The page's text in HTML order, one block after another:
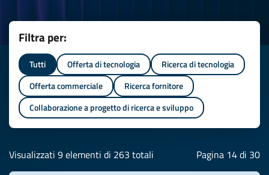
Filtra per:
Tutti Offerta di tecnologia
Ricerca di tecnologia
Offerta commerciale
Ricerca fornitore
Collaborazione a progetto di ricerca e sviluppo
Visualizzati 9 elementi di 263 totali Pagina 14 di 30